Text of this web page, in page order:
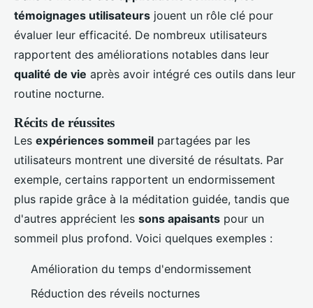
témoignages utilisateurs jouent un rôle clé pour
évaluer leur efficacité. De nombreux utilisateurs
rapportent des améliorations notables dans leur
qualité de vie après avoir intégré ces outils dans leur
routine nocturne.
Récits de réussites
Les expériences sommeil partagées par les
utilisateurs montrent une diversité de résultats. Par
exemple, certains rapportent un endormissement
plus rapide grâce à la méditation guidée, tandis que
d'autres apprécient les sons apaisants pour un
sommeil plus profond. Voici quelques exemples :
Amélioration du temps d'endormissement
Réduction des réveils nocturnes